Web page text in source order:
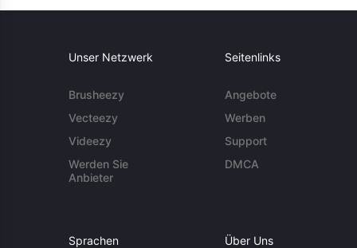
Unser Netzwerk
Brusheezy
Vecteezy
Videezy
Werden Sie
Anbieter
Seitenlinks
Angebote
Werben
Support
DMCA
Sprachen Über Uns